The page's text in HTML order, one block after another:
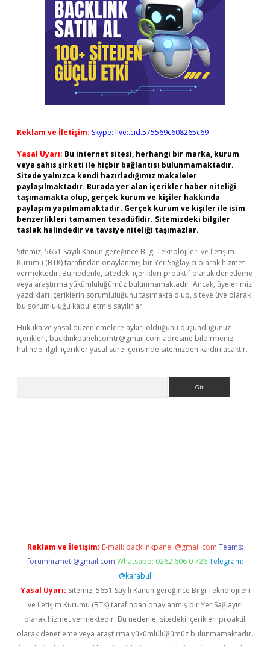
Reklam ve İletişim: Skype: live:.cid.575569c608265c69
Yasal Uyarı: Bu internet sitesi, herhangi bir marka, kurum
veya şahıs şirketi ile hiçbir bağlantısı bulunmamaktadır.
Sitede yalnızca kendi hazırladığımız makaleler
paylaşılmaktadır. Burada yer alan içerikler haber niteliği
taşımamakta olup, gerçek kurum ve kişiler hakkında
paylaşım yapılmamaktadır. Gerçek kurum ve kişiler ile isim
benzerlikleri tamamen tesadüfidir. Sitemizdeki bilgiler
taslak halindedir ve tavsiye niteliği taşımazlar.
Sitemiz, 5651 Sayılı Kanun gereğince Bilgi Teknolojileri ve İletişim
Kurumu (BTK) tarafından onaylanmış bir Yer Sağlayıcı olarak hizmet
vermektedir. Bu nedenle, sitedeki içerikleri proaktif olarak denetleme
veya araştırma yükümlülüğümüz bulunmamaktadır. Ancak, üyelerimiz
yazdıkları içeriklerin sorumluluğunu taşımakta olup, siteye üye olarak
bu sorumluluğu kabul etmiş sayılırlar.
Hukuka ve yasal düzenlemelere aykırı olduğunu düşündüğünüz
içerikleri, backlinkpanelicomtr@gmail.com adresine bildirmeniz
halinde, ilgili içerikler yasal süre içerisinde sitemizden kaldırılacaktır.
Reklam ve İletişim: E-mail: backlinkpaneli@gmail.com Teams:
forumhizmeti@gmail.com Whatsapp: 0262 606 0 726 Telegram:
@karabul
Yasal Uyarı: Sitemiz, 5651 Sayılı Kanun gereğince Bilgi Teknolojileri
ve İletişim Kurumu (BTK) tarafından onaylanmış bir Yer Sağlayıcı
olarak hizmet vermektedir. Bu nedenle, sitedeki içerikleri proaktif
olarak denetleme veya araştırma yükümlülüğümüz bulunmamaktadır.